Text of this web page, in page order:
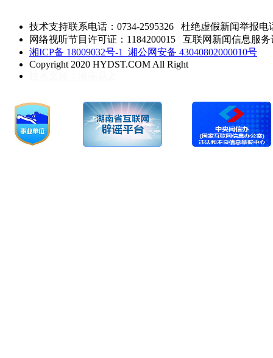
技术支持联系电话：0734-2595326
杜绝虚假新闻举报电
网络视听节目许可证：1184200015 互联网新闻信息服务
湘ICP备 18009032号-1
湘公网安备 43040802000010号
Copyright 2020 HYDST.COM All Right